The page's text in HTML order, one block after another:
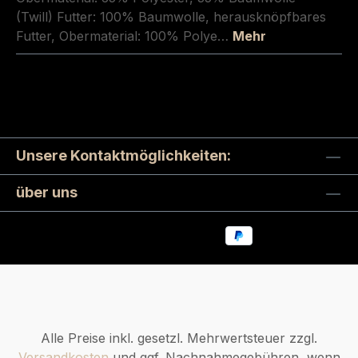
(Twill) Futter: 100% Baumwolle, herausknöpfbares
Futter, Obermaterial: 100% Polye… Mehr
Unsere Kontaktmöglichkeiten:
über uns
Alle Preise inkl. gesetzl. Mehrwertsteuer zzgl.